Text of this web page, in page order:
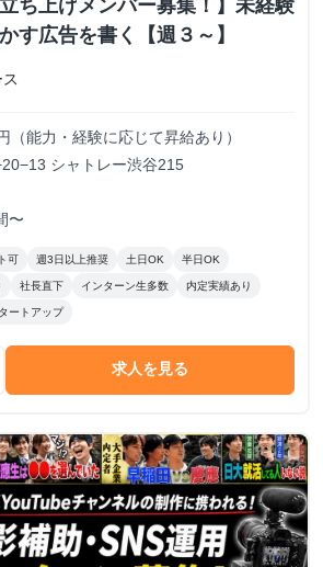
ち上げメンバー募集！】未経験
す広告を書く【週３～】
（能力・経験に応じて昇給あり）
シャトレー渋谷215
〜
可 週3日以上推奨 土日OK 半日OK
社長直下 インターン生多数 内定実績あり
ートアップ
求人を見る